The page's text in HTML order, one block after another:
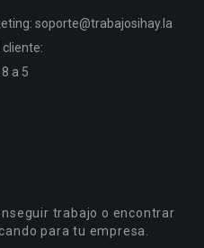
soporte@trabajosihay.la
cliente:
a 5
trabajo o encontrar
para tu empresa.